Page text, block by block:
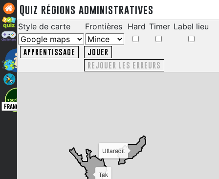
Quiz régions administratives
Style de carte Frontières Hard Timer Label lieu
APPRENTISSAGE
JOUER
REJOUER LES ERREURS
Tak
Uttaradit